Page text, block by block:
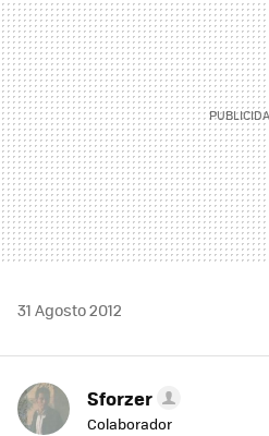
31 Agosto 2012
Sforzer
Colaborador